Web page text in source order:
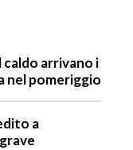
caldo arrivano i
nel pomeriggio
a